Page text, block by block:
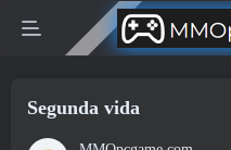
Segunda vida